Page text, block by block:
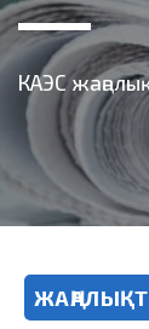
КАЭС